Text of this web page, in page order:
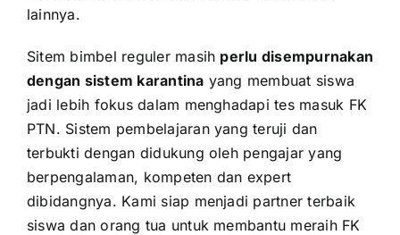
lainnya.
Sitem bimbel reguler masih perlu disempurnakan
dengan sistem karantina yang membuat siswa
jadi lebih fokus dalam menghadapi tes masuk FK
PTN. Sistem pembelajaran yang teruji dan
terbukti dengan didukung oleh pengajar yang
berpengalaman, kompeten dan expert
dibidangnya. Kami siap menjadi partner terbaik
siswa dan orang tua untuk membantu meraih FK